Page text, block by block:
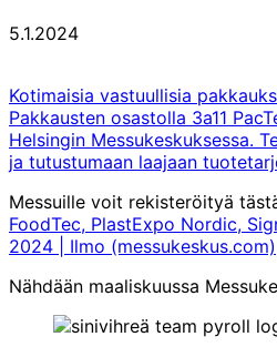
5.1.2024
Kotimaisia vastuullisia
Pakkausten osastolla 3a11
Helsingin Messukeskuksessa.
ja tutustumaan laajaan
Messuille voit rekisteröityä
FoodTec, PlastExpo Nordic,
2024 | Ilmo (messukeskus.com)
Nähdään maaliskuussa